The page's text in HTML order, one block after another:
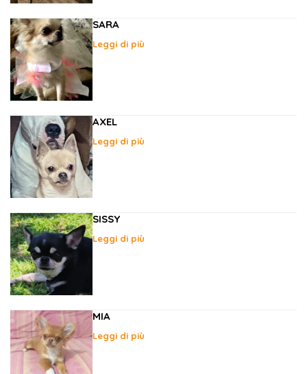
SARA
Leggi di più
AXEL
Leggi di più
SISSY
Leggi di più
MIA
Leggi di più